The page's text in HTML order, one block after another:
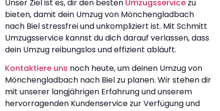
Unser Ziel ist es, dir den besten Umzugsservice zu
bieten, damit dein Umzug von Mönchengladbach
nach Biel stressfrei und unkompliziert ist. Mit Schmitt
Umzugsservice kannst du dich darauf verlassen, dass
dein Umzug reibungslos und effizient abläuft.
Kontaktiere uns noch heute, um deinen Umzug von
Mönchengladbach nach Biel zu planen. Wir stehen dir
mit unserer langjährigen Erfahrung und unserem
hervorragenden Kundenservice zur Verfügung und